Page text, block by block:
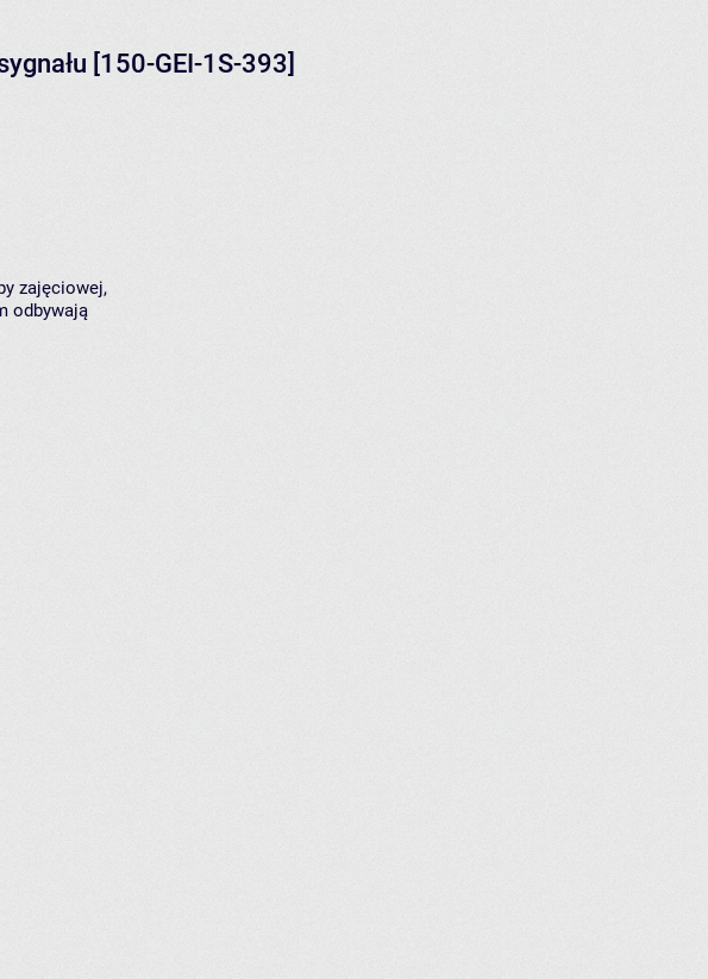
[150-GEI-1S-393]
zajęciowej,
odbywają